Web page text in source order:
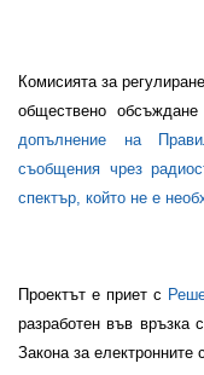
Комисията за
обществено
допълнение на
съобщения чрез
спектър, който не е
Проектът е приет с
разработен във връзка
Закона за електронните